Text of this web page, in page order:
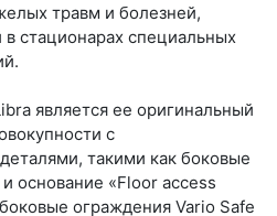
травм и болезней,
стационарах специальных
является ее оригинальный
с
такими как боковые
основание «Floor access
ограждения Vario Safe